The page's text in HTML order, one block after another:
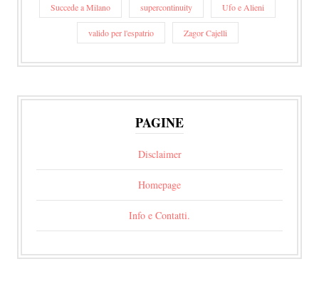
Succede a Milano supercontinuity Ufo e Alieni
valido per l'espatrio Zagor Cajelli
PAGINE
Disclaimer
Homepage
Info e Contatti.